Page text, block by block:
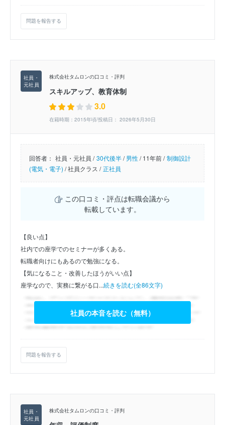
問題を報告する
株式会社タムロンの口コミ・評判
スキルアップ、教育体制
3.0
在籍時期：2015年頃/投稿日： 2026年5月30日
回答者： 社員・元社員 / 30代後半/男性/11年前 / 制御設計
(電気・電子) /社員クラス / 正社員
この口コミ・評点は転職会議から
転載しています。
【良い点】
社内での座学でのセミナーが多くある。
転職者向けにもあるので勉強になる。
【気になること・改善したほうがいい点】
座学なので、実務に繋がる口...続きを読む(全86文字)
社員の本音を読む（無料）
問題を報告する
株式会社タムロンの口コミ・評判